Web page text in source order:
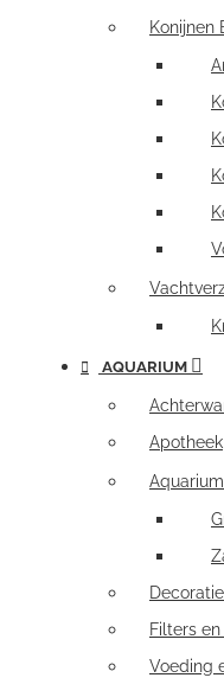
Konijnen
AQUARIUM
Apotheek
Filters
Voeding